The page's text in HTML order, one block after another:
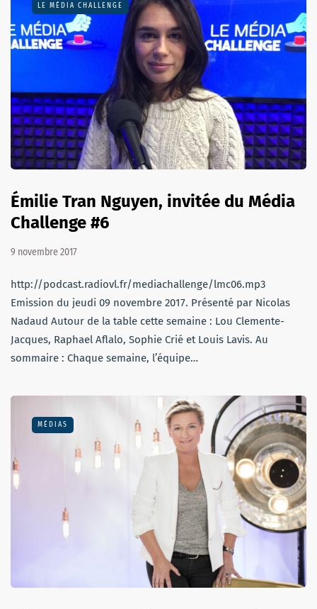
LE MÉDIA CHALLENGE
Émilie Tran Nguyen, invitée du Média
Challenge #6
9 novembre 2017
http://podcast.radiovl.fr/mediachallenge/lmc06.mp3
Emission du jeudi 09 novembre 2017. Présenté par Nicolas
Nadaud Autour de la table cette semaine : Lou Clemente-
Jacques, Raphael Aflalo, Sophie Crié et Louis Lavis. Au
sommaire : Chaque semaine, l’équipe…
MÉDIAS